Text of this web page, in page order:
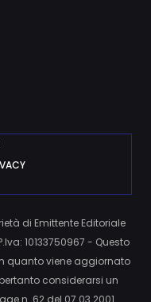
di Emittente Editoriale
10133750967 - Questo
quanto viene aggiornato
considerarsi un
n. 62 del 07.03.2001